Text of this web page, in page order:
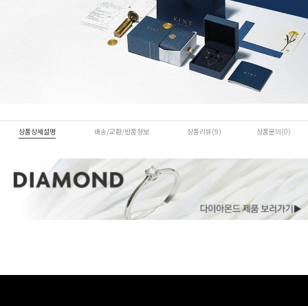
상품상세설명 배송/교환/반품정보 상품리뷰(9) 상품문의(0)